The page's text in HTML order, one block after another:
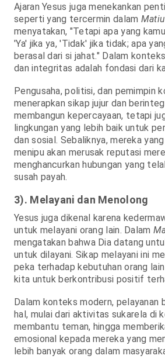
Ajaran Yesus juga menekankan
seperti yang tercermin dalam
menyatakan, "Tetapi apa yang
'Ya' jika ya, 'Tidak' jika tidak; apa
berasal dari si jahat." Dalam
dan integritas adalah fondasi dari
Pengusaha, politisi, dan pemimpin
menerapkan sikap jujur dan
membangun kepercayaan, tetapi
lingkungan yang lebih baik untuk
dan sosial. Sebaliknya, mereka
menipu akan merusak reputasi
menghancurkan hubungan yang
susah payah.
3). Melayani dan Menolong
Yesus juga dikenal karena
untuk melayani orang lain. Dalam
mengatakan bahwa Dia datang
untuk dilayani. Sikap melayani ini
peka terhadap kebutuhan orang
kita untuk berkontribusi positif
Dalam konteks modern, pelayanan
hal, mulai dari aktivitas sukarela di
membantu teman, hingga
emosional kepada mereka yang
lebih banyak orang dalam